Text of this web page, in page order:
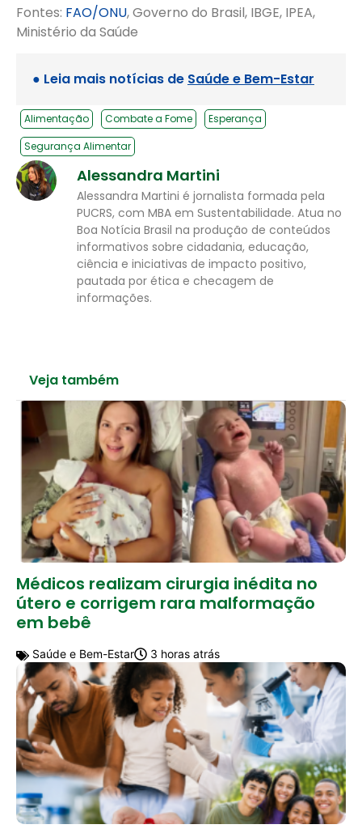
Fontes: FAO/ONU, Governo do Brasil, IBGE, IPEA,
Ministério da Saúde
● Leia mais notícias de Saúde e Bem-Estar
Alimentação Combate a Fome
Esperança
Segurança Alimentar
Alessandra Martini
Alessandra Martini é jornalista formada pela
PUCRS, com MBA em Sustentabilidade. Atua no
Boa Notícia Brasil na produção de conteúdos
informativos sobre cidadania, educação,
ciência e iniciativas de impacto positivo,
pautada por ética e checagem de
informações.
Veja também
Médicos realizam cirurgia inédita no
útero e corrigem rara malformação
em bebê
Saúde e Bem-Estar 3 horas atrás